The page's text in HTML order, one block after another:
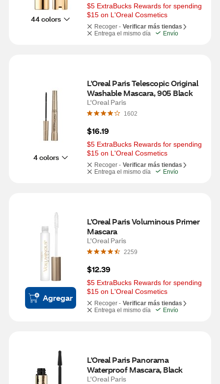
44 colors
$5 ExtraBucks Rewards for spending
$15 on L'Oreal Cosmetics
Recoger - Verificar más tiendas
Entrega el mismo día
Envío
4 colors
L'Oreal Paris Telescopic Original
Washable Mascara, 905 Black
L'Oreal Paris
1602
$16.19
$5 ExtraBucks Rewards for spending
$15 on L'Oreal Cosmetics
Recoger - Verificar más tiendas
Entrega el mismo día
Envío
Agregar
L'Oreal Paris Voluminous Primer
Mascara
L'Oreal Paris
2259
$12.39
$5 ExtraBucks Rewards for spending
$15 on L'Oreal Cosmetics
Recoger - Verificar más tiendas
Entrega el mismo día
Envío
L'Oreal Paris Panorama
Waterproof Mascara, Black
L'Oreal Paris